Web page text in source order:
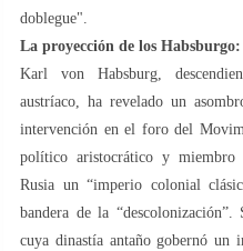
doblegue".
La proyección de los
Karl von Habsburg,
austríaco, ha revelado un
intervención en el foro del
político aristocrático y miembro
Rusia un “imperio colonial
bandera de la
cuya dinastía antaño gobernó un